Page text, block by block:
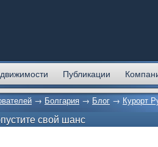
Публикации
→ Болгария → Блог → Курорт
свой шанс